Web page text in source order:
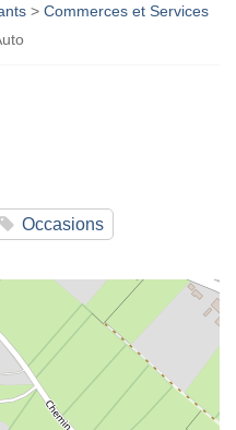
> Commerces et Services
Occasions